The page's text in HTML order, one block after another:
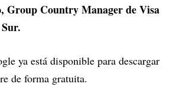
Group Country Manager de Visa
ya está disponible para descargar
de forma gratuita.